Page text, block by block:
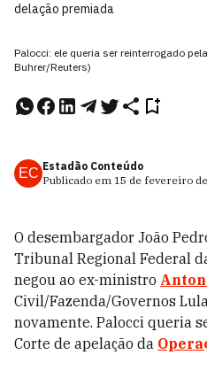
delação premiada
Palocci: ele queria ser reinterrogado
Buhrer/Reuters)
EC Estadão Conteúdo
Publicado em 15 de fevereiro
O desembargador João
Tribunal Regional Federal
negou ao ex-ministro
Civil/Fazenda/Governos
novamente. Palocci queria
Corte de apelação da